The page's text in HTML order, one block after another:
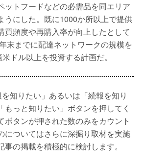
ットフードなどの必需品を同エリア
うにした。既に1000か所以上で提供
買頻度や再購入率が向上したとして
末までに配達ネットワークの規模を
ドル以上を投資する計画だ。
知りたい」あるいは「続報を知り
もっと知りたい」ボタンを押してく
ボタンが押された数のみをカウント
についてはさらに深掘り取材を実施
事の掲載を積極的に検討します。